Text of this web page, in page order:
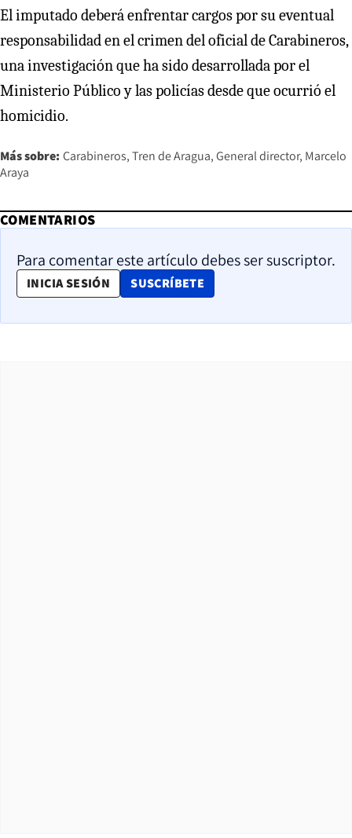
El imputado deberá enfrentar cargos por su eventual
responsabilidad en el crimen del oficial de Carabineros,
una investigación que ha sido desarrollada por el
Ministerio Público y las policías desde que ocurrió el
homicidio.
Más sobre: Carabineros Tren de Aragua General director Marcelo
Araya
COMENTARIOS
Para comentar este artículo debes ser suscriptor.
INICIA SESIÓN SUSCRÍBETE
OPENS IN NEW WINDOW